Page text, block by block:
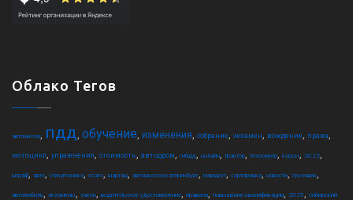
Облако Тегов
автошкола, пдд, обучение, изменения, собрание, экзамен, вождение, права,
мотоцикл, упражнения, стоимость, автодром, гибдд, онлайн, трактор, техосмотр, курсы, 2022,
штраф, авто, спецтехника, осаго, шарташ, автошкола екатеринбург, маршрут, сортировка, новости, грузовик,
автомобиль, экзамены, закон, водительское удостоверение, правила, повышение квалификации, 2025, сибирский